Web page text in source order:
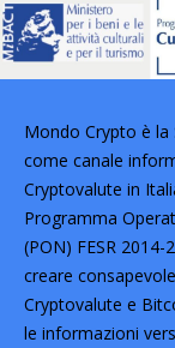
Mondo Crypto è
come canale
Cryptovalute in
Programma
(PON) FESR
creare
Cryptovalute e
le informazioni